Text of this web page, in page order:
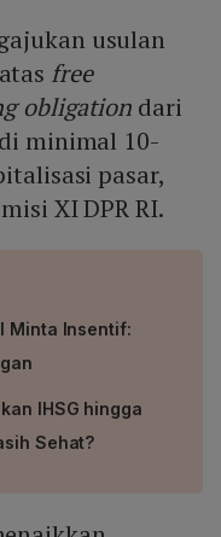
usulan
free
obligation dari
minimal 10-
pasar,
XI DPR RI.
Minta Insentif:
IHSG hingga
Sehat?